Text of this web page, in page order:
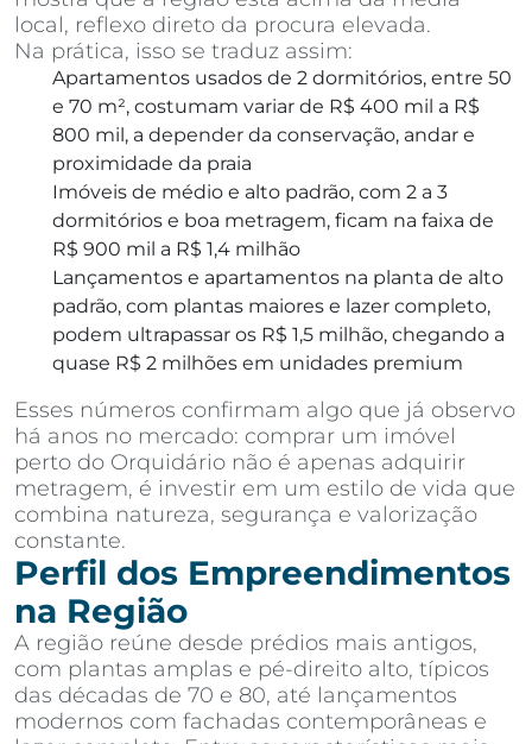
local, reflexo direto da procura elevada.
Na prática, isso se traduz assim:
Apartamentos usados de 2 dormitórios, entre 50
e 70 m², costumam variar de R$ 400 mil a R$
800 mil, a depender da conservação, andar e
proximidade da praia
Imóveis de médio e alto padrão, com 2 a 3
dormitórios e boa metragem, ficam na faixa de
R$ 900 mil a R$ 1,4 milhão
Lançamentos e apartamentos na planta de alto
padrão, com plantas maiores e lazer completo,
podem ultrapassar os R$ 1,5 milhão, chegando a
quase R$ 2 milhões em unidades premium
Esses números confirmam algo que já observo
há anos no mercado: comprar um imóvel
perto do Orquidário não é apenas adquirir
metragem, é investir em um estilo de vida que
combina natureza, segurança e valorização
constante.
Perfil dos Empreendimentos
na Região
A região reúne desde prédios mais antigos,
com plantas amplas e pé-direito alto, típicos
das décadas de 70 e 80, até lançamentos
modernos com fachadas contemporâneas e